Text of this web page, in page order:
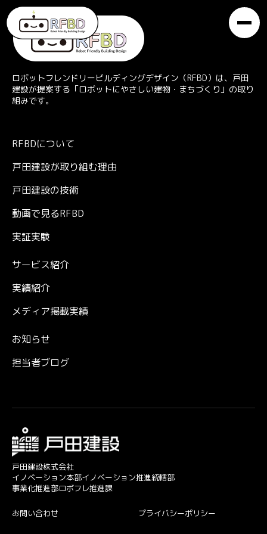
ロボットフレンドリービルディングデザイン（RFBD）は、戸田
建設が提案する「ロボットにやさしい建物・まちづくり」の取り
組みです。
RFBDについて
戸田建設が取り組む理由
戸田建設の技術
動画で見るRFBD
実証実験
サービス紹介
実績紹介
メディア掲載実績
お知らせ
担当者ブログ
戸田建設株式会社
イノベーション本部イノベーション推進統轄部
事業化推進部ロボフレ推進課
お問い合わせ プライバシーポリシー